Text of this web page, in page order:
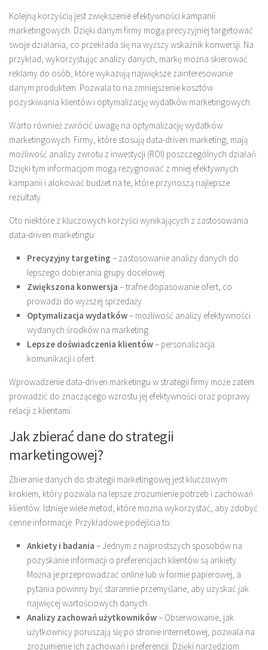
Kolejną korzyścią jest zwiększenie efektywności kampanii
marketingowych. Dzięki danym firmy mogą precyzyjniej targetować
swoje działania, co przekłada się na wyższy wskaźnik konwersji. Na
przykład, wykorzystując analizy danych, markę można skierować
reklamy do osób, które wykazują największe zainteresowanie
danym produktem. Pozwala to na zmniejszenie kosztów
pozyskiwania klientów i optymalizację wydatków marketingowych.
Warto również zwrócić uwagę na optymalizację wydatków
marketingowych. Firmy, które stosują data-driven marketing, mają
możliwość analizy zwrotu z inwestycji (ROI) poszczególnych działań.
Dzięki tym informacjom mogą rezygnować z mniej efektywnych
kampanii i alokować budżet na te, które przynoszą najlepsze
rezultaty.
Oto niektóre z kluczowych korzyści wynikających z zastosowania
data-driven marketingu:
Precyzyjny targeting – zastosowanie analizy danych do
lepszego dobierania grupy docelowej.
Zwiększona konwersja – trafne dopasowanie ofert, co
prowadzi do wyższej sprzedaży.
Optymalizacja wydatków– możliwość analizy efektywności
wydanych środków na marketing.
Lepsze doświadczenia klientów– personalizacja
komunikacji i ofert.
Wprowadzenie data-driven marketingu w strategii firmy może zatem
prowadzić do znaczącego wzrostu jej efektywności oraz poprawy
relacji z klientami.
Jak zbierać dane do strategii
marketingowej?
Zbieranie danych do strategii marketingowej jest kluczowym
krokiem, który pozwala na lepsze zrozumienie potrzeb i zachowań
klientów. Istnieje wiele metod, które można wykorzystać, aby zdobyć
cenne informacje. Przykładowe podejścia to:
Ankiety i badania – Jednym z najprostszych sposobów na
pozyskanie informacji o preferencjach klientów są ankiety.
Można je przeprowadzać online lub w formie papierowej, a
pytania powinny być starannie przemyślane, aby uzyskać jak
najwięcej wartościowych danych.
Analizy zachowań użytkowników– Obserwowanie, jak
użytkownicy poruszają się po stronie internetowej, pozwala na
zrozumienie ich zachowań i preferencji. Dzięki narzędziom